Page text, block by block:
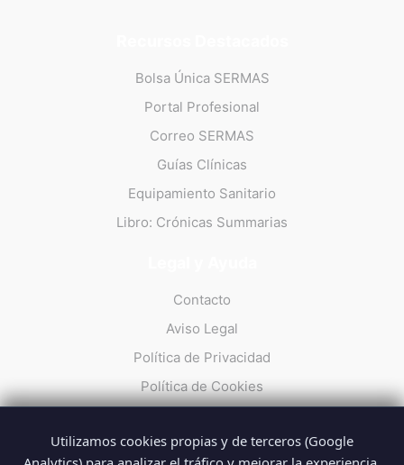
Bolsa Única SERMAS
Portal Profesional
Correo SERMAS
Guías Clínicas
Equipamiento Sanitario
Libro: Crónicas Summarias
Contacto
Aviso Legal
Política de Privacidad
Política de Cookies
Utilizamos cookies propias y de terceros (Google